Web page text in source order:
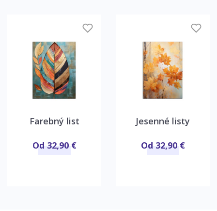
Farebný list
Od 32,90 €
Jesenné listy
Od 32,90 €